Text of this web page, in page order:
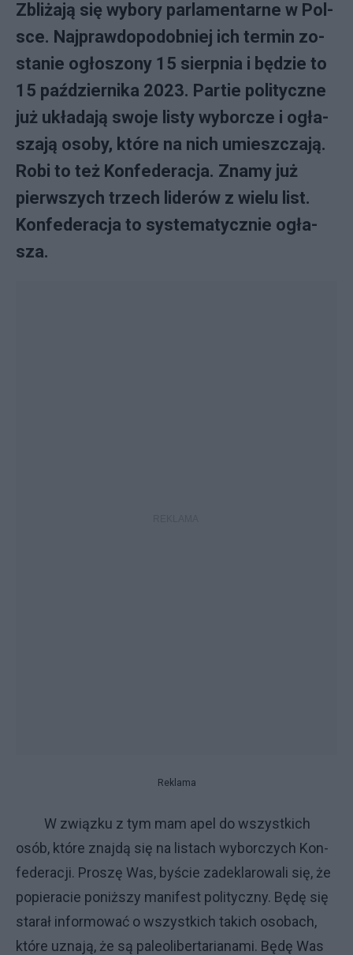
Zbli­ża­ją się wy­bo­ry par­la­men­tar­ne w Pol­
sce. Naj­praw­do­po­dob­niej ich ter­min zo­
sta­nie ogło­szo­ny 15 sierp­nia i bę­dzie to
15 paź­dzier­ni­ka 2023. Par­tie po­li­tycz­ne
już ukła­da­ją swo­je li­sty wy­bor­cze i ogła­
sza­ją oso­by, któ­re na ni­ch umiesz­cza­ją.
Ro­bi to też Kon­fe­de­ra­cja. Zna­my już
pierw­szy­ch trzech li­de­rów z wie­lu li­st.
Kon­fe­de­ra­cja to sys­te­ma­tycz­nie ogła­
sza.
Reklama
W związ­ku z tym mam apel do wszyst­ki­ch
osób, któ­re znaj­dą się na li­sta­ch wy­bor­czy­ch Kon­
fe­de­ra­cji. Pro­szę Was, by­ście za­de­kla­ro­wa­li się, że
po­pie­ra­cie po­niż­szy ma­ni­fe­st po­li­tycz­ny. Bę­dę się
sta­rał in­for­mo­wać o wszyst­ki­ch ta­ki­ch oso­ba­ch,
któ­re uzna­ją, że są pa­le­oli­ber­ta­ria­na­mi. Bę­dę Was